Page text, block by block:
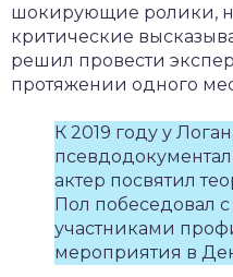
шокирующие ролики,
критические
решил провести
протяжении одного
К 2019 году у
актер посвятил
Пол побеседовал
участниками
мероприятия в